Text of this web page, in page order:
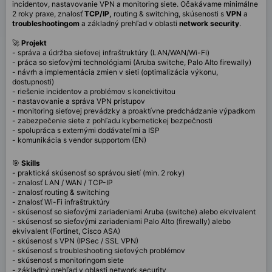
incidentov, nastavovanie VPN a monitoring siete. Očakávame minimálne
2 roky praxe, znalosť TCP/IP, routing & switching, skúsenosti s VPN a
troubleshootingom a základný prehľad v oblasti network security.
🚀 Projekt
- správa a údržba sieťovej infraštruktúry (LAN/WAN/Wi-Fi)
- práca so sieťovými technológiami (Aruba switche, Palo Alto firewally)
- návrh a implementácia zmien v sieti (optimalizácia výkonu,
dostupnosti)
- riešenie incidentov a problémov s konektivitou
- nastavovanie a správa VPN prístupov
- monitoring sieťovej prevádzky a proaktívne predchádzanie výpadkom
- zabezpečenie siete z pohľadu kybernetickej bezpečnosti
- spolupráca s externými dodávateľmi a ISP
- komunikácia s vendor supportom (EN)
🎯 Skills
- praktická skúsenosť so správou sietí (min. 2 roky)
- znalosť LAN / WAN / TCP-IP
- znalosť routing & switching
- znalosť Wi-Fi infraštruktúry
- skúsenosť so sieťovými zariadeniami Aruba (switche) alebo ekvivalent
- skúsenosť so sieťovými zariadeniami Palo Alto (firewally) alebo
ekvivalent (Fortinet, Cisco ASA)
- skúsenosť s VPN (IPSec / SSL VPN)
- skúsenosť s troubleshooting sieťových problémov
- skúsenosť s monitoringom siete
- základný prehľad v oblasti network security